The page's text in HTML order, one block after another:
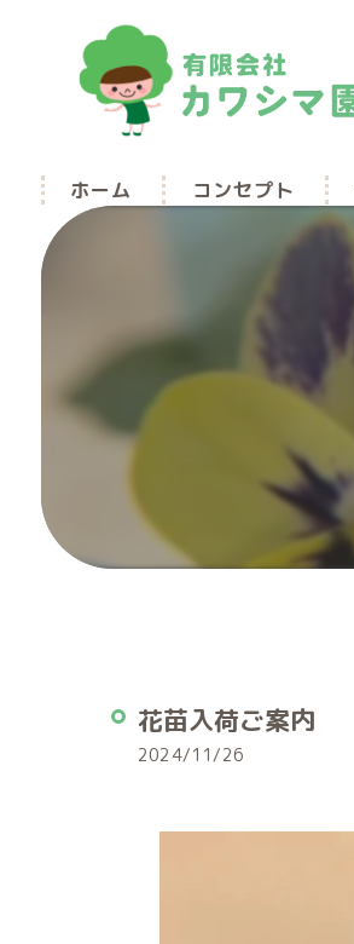
ホーム コンセプト
花苗入荷ご案内
2024/11/26